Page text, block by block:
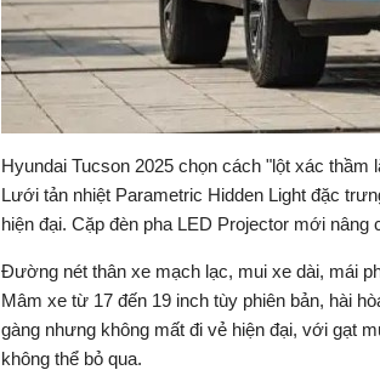
Hyundai Tucson 2025 chọn cách "lột xác
Lưới tản nhiệt Parametric Hidden Light đặc
hiện đại. Cặp đèn pha LED Projector mới nâng
Đường nét thân xe mạch lạc, mui xe dài, mái
Mâm xe từ 17 đến 19 inch tùy phiên bản, hài
gàng nhưng không mất đi vẻ hiện đại, với gạt
không thể bỏ qua.